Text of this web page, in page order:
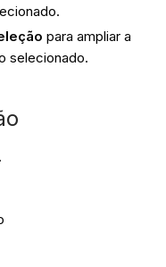
para ampliar a
selecionado.